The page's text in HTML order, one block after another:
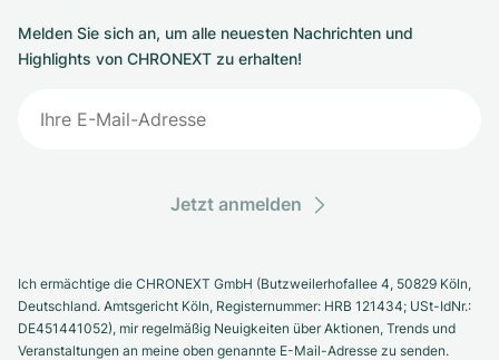
Melden Sie sich an, um alle neuesten Nachrichten und
Highlights von CHRONEXT zu erhalten!
Jetzt anmelden
Ich ermächtige die CHRONEXT GmbH (Butzweilerhofallee 4, 50829 Köln,
Deutschland. Amtsgericht Köln, Registernummer: HRB 121434; USt-IdNr.:
DE451441052), mir regelmäßig Neuigkeiten über Aktionen, Trends und
Veranstaltungen an meine oben genannte E-Mail-Adresse zu senden.